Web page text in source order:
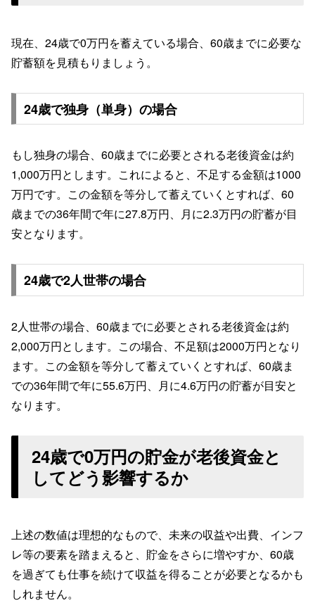
現在、24歳で0万円を蓄えている場合、60歳までに必要な
貯蓄額を見積もりましょう。
24歳で独身（単身）の場合
もし独身の場合、60歳までに必要とされる老後資金は約
1,000万円とします。これによると、不足する金額は1000
万円です。この金額を等分して蓄えていくとすれば、60
歳までの36年間で年に27.8万円、月に2.3万円の貯蓄が目
安となります。
24歳で2人世帯の場合
2人世帯の場合、60歳までに必要とされる老後資金は約
2,000万円とします。この場合、不足額は2000万円となり
ます。この金額を等分して蓄えていくとすれば、60歳ま
での36年間で年に55.6万円、月に4.6万円の貯蓄が目安と
なります。
24歳で0万円の貯金が老後資金と
してどう影響するか
上述の数値は理想的なもので、未来の収益や出費、インフ
レ等の要素を踏まえると、貯金をさらに増やすか、60歳
を過ぎても仕事を続けて収益を得ることが必要となるかも
しれません。